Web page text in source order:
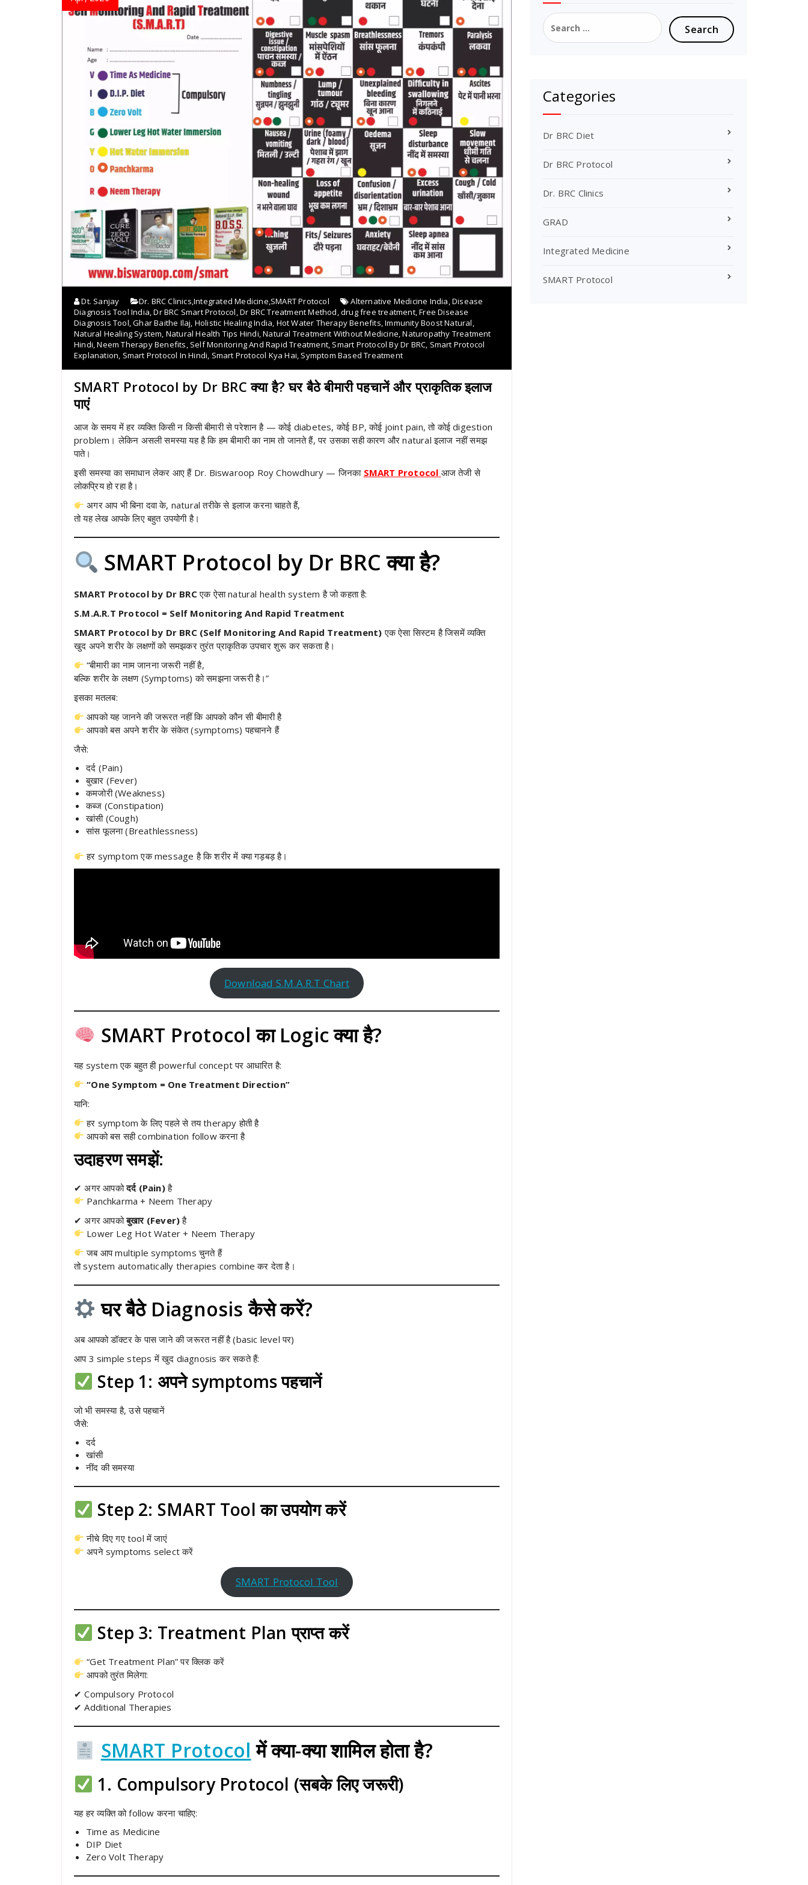
Dt. Sanjay Dr. BRC Clinics,Integrated Medicine,SMART Protocol Alternative Medicine India,Disease
Diagnosis Tool India,Dr BRC Smart Protocol,Dr BRC Treatment Method,drug free treatment,Free Disease
Diagnosis Tool,Ghar Baithe Ilaj, Holistic Healing India, Hot Water Therapy Benefits,Immunity Boost Natural,
Natural Healing System, Natural Health Tips Hindi,Natural Treatment Without Medicine,Naturopathy Treatment
Hindi,Neem Therapy Benefits, Self Monitoring And Rapid Treatment, Smart Protocol By Dr BRC, Smart Protocol
Explanation, Smart Protocol In Hindi, Smart Protocol Kya Hai, Symptom Based Treatment
SMART Protocol by Dr BRC क्या है? घर बैठे बीमारी पहचानें और प्राकृतिक इलाज
पाएं
आज के समय में हर व्यक्ति किसी न किसी बीमारी से परेशान है — कोई diabetes, कोई BP, कोई joint pain, तो कोई digestion
problem। लेकिन असली समस्या यह है कि हम बीमारी का नाम तो जानते हैं, पर उसका सही कारण और natural इलाज नहीं समझ
पाते।
इसी समस्या का समाधान लेकर आए हैं Dr. Biswaroop Roy Chowdhury — जिनका SMART Protocol आज तेजी से
लोकप्रिय हो रहा है।
अगर आप भी बिना दवा के, natural तरीके से इलाज करना चाहते हैं,
तो यह लेख आपके लिए बहुत उपयोगी है।
SMART Protocol by Dr BRC क्या है?
SMART Protocol by Dr BRCएक ऐसा natural health system है जो कहता है:
S.M.A.R.T Protocol = Self Monitoring And Rapid Treatment
SMART Protocol by Dr BRC (Self Monitoring And Rapid Treatment) एक ऐसा सिस्टम है जिसमें व्यक्ति
खुद अपने शरीर के लक्षणों को समझकर तुरंत प्राकृतिक उपचार शुरू कर सकता है।
“बीमारी का नाम जानना जरूरी नहीं है,
बल्कि शरीर के लक्षण (Symptoms) को समझना जरूरी है।”
इसका मतलब:
आपको यह जानने की जरूरत नहीं कि आपको कौन सी बीमारी है
आपको बस अपने शरीर के संकेत (symptoms) पहचानने हैं
जैसे:
दर्द (Pain)
बुखार (Fever)
कमजोरी (Weakness)
कब्ज (Constipation)
खांसी (Cough)
सांस फूलना (Breathlessness)
हर symptom एक message है कि शरीर में क्या गड़बड़ है।
Download S.M.A.R.T Chart
SMART Protocol का Logic क्या है?
यह system एक बहुत ही powerful concept पर आधारित है:
“One Symptom = One Treatment Direction”
यानि:
हर symptom के लिए पहले से तय therapy होती है
आपको बस सही combination follow करना है
उदाहरण समझें:
✔ अगर आपकोदर्द (Pain)है
Panchkarma + Neem Therapy
✔ अगर आपकोबुखार (Fever)है
Lower Leg Hot Water + Neem Therapy
जब आप multiple symptoms चुनते हैं
तो system automatically therapies combine कर देता है।
घर बैठे Diagnosis कैसे करें?
अब आपको डॉक्टर के पास जाने की जरूरत नहीं है (basic level पर)
आप 3 simple steps में खुद diagnosis कर सकते हैं:
Step 1: अपने symptoms पहचानें
जो भी समस्या है, उसे पहचानें
जैसे:
दर्द
खांसी
नींद की समस्या
Step 2: SMART Tool का उपयोग करें
नीचे दिए गए tool में जाएं
अपने symptoms select करें
SMART Protocol Tool
Step 3: Treatment Plan प्राप्त करें
“Get Treatment Plan” पर क्लिक करें
आपको तुरंत मिलेगा:
✔ Compulsory Protocol
✔ Additional Therapies
SMART Protocol में क्या-क्या शामिल होता है?
1. Compulsory Protocol (सबके लिए जरूरी)
यह हर व्यक्ति को follow करना चाहिए:
Time as Medicine
DIP Diet
Zero Volt Therapy
Search
for:
Categories
Dr BRC Diet
Dr BRC Protocol
Dr. BRC Clinics
GRAD
Integrated Medicine
SMART Protocol